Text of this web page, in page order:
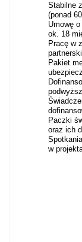
Stabilne
(ponad
Umowę
ok. 18
Pracę w
Pakiet
Paczki
oraz ich
w